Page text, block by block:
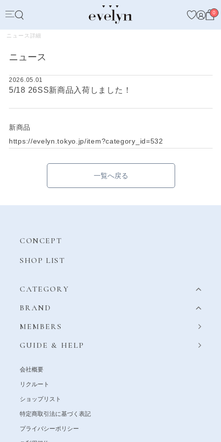
0
ニュース詳細
ニュース
2026.05.01
5/18 26SS新商品入荷しました！
新商品
https://evelyn.tokyo.jp/item?category_id=532
一覧へ戻る
CONCEPT
SHOP LIST
CATEGORY
BRAND
MEMBERS
GUIDE & HELP
会社概要
リクルート
ショップリスト
特定商取引法に基づく表記
プライバシーポリシー